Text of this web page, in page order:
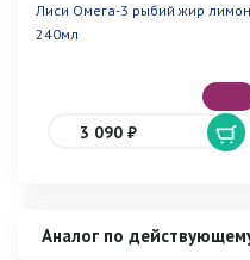
Лиси Омега-3 рыбий жир лимон
240мл
3 090 ₽
Аналог по